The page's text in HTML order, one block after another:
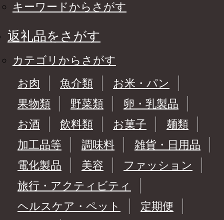
キーワードからさがす
返礼品をさがす
カテゴリからさがす
お肉
魚介類
お米・パン
果物類
野菜類
卵・乳製品
お酒
飲料類 お菓子
麺類
加工品等
調味料
雑貨・日用品
電化製品
美容
ファッション
旅行・アクティビティ
ヘルスケア・ペット
定期便